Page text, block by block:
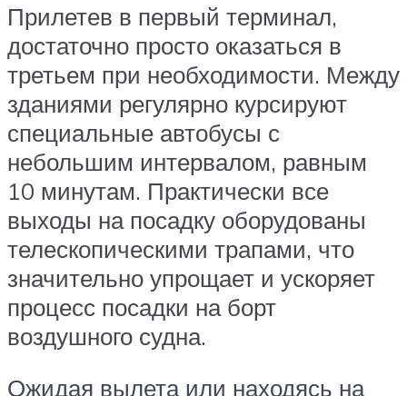
Прилетев в первый терминал,
достаточно просто оказаться в
третьем при необходимости. Между
зданиями регулярно курсируют
специальные автобусы с
небольшим интервалом, равным
10 минутам. Практически все
выходы на посадку оборудованы
телескопическими трапами, что
значительно упрощает и ускоряет
процесс посадки на борт
воздушного судна.
Ожидая вылета или находясь на